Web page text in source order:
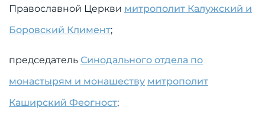
Православной Церкви митрополит Калужский и
Боровский Климент;
председатель Синодального отдела по
монастырям и монашеству митрополит
Каширский Феогност;